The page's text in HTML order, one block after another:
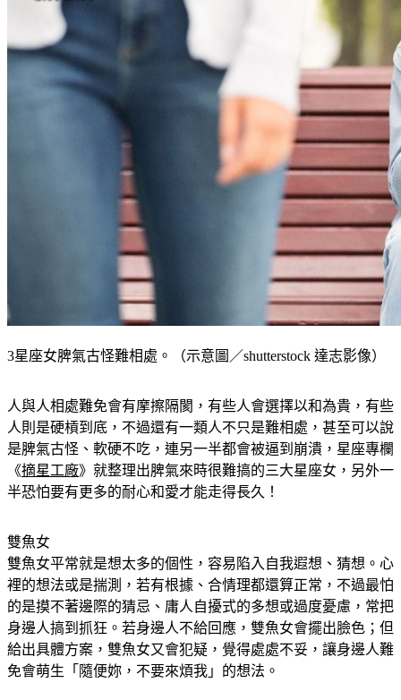
人則是硬槓到底，不過還有一類人不只是難相處，甚至可以說
是脾氣古怪、軟硬不吃，連另一半都會被逼到崩潰，星座專欄
《摘星工廠 》就整理出脾氣來時很難搞的三大星座女，另外一
半恐怕要有更多的耐心和愛才能走得長久！
雙魚女平常就是想太多的個性，容易陷入自我遐想、猜想。心
裡的想法或是揣測，若有根據、合情理都還算正常，不過最怕
的是摸不著邊際的猜忌、庸人自擾式的多想或過度憂慮，常把
身邊人搞到抓狂。若身邊人不給回應，雙魚女會擺出臉色；但
給出具體方案，雙魚女又會犯疑，覺得處處不妥，讓身邊人難
免會萌生「隨便妳，不要來煩我」的想法。